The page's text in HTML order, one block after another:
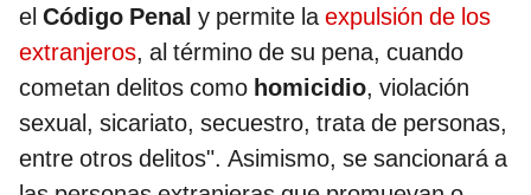
el Código Penal y permite laexpulsión de los
extranjeros, al término de su pena, cuando
cometan delitos como homicidio, violación
sexual, sicariato, secuestro, trata de personas,
entre otros delitos". Asimismo, se sancionará a